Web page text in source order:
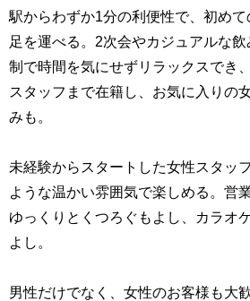
駅からわずか1分の利便性で、初め
足を運べる。2次会やカジュアルな
制で時間を気にせずリラックスでき
スタッフまで在籍し、お気に入りの
みも。
未経験からスタートした女性スタッ
ような温かい雰囲気で楽しめる。営
ゆっくりとくつろぐもよし、カラオ
よし。
男性だけでなく、女性のお客様も大